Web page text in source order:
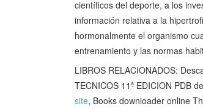
científicos del deporte, a los
información relativa a la
hormonalmente el organismo
entrenamiento y las normas
LIBROS RELACIONADOS:
TECNICOS 11ª EDICION PDB
site, Books downloader online